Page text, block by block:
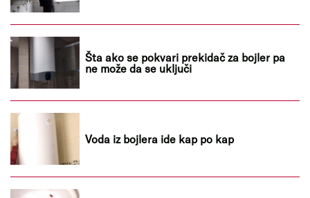
Šta ako se pokvari prekidač za bojler pa
ne može da se uključi
Voda iz bojlera ide kap po kap